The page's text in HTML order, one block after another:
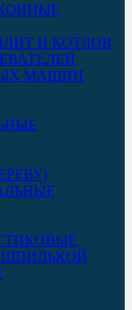
И КОТЛОВ
МАШИН